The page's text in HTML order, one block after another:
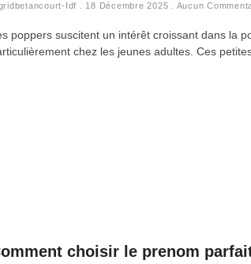
Idf 18 Décembre 2025 Aucun
poppers suscitent un intérêt croissant dans la
chez les jeunes adultes. Ces
choisir le prenom